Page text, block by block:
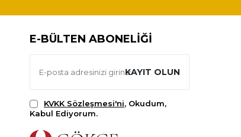
E-BÜLTEN ABONELIĞI
KAYIT OLUN
KVKK Sözleşmesi'ni, Okudum,
Kabul Ediyorum.